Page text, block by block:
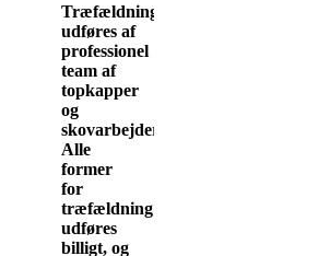
Træfældning
udføres af
professionel
team af
topkapper
og
skovarbejdere.
Alle
former
for
træfældning
udføres
billigt, og